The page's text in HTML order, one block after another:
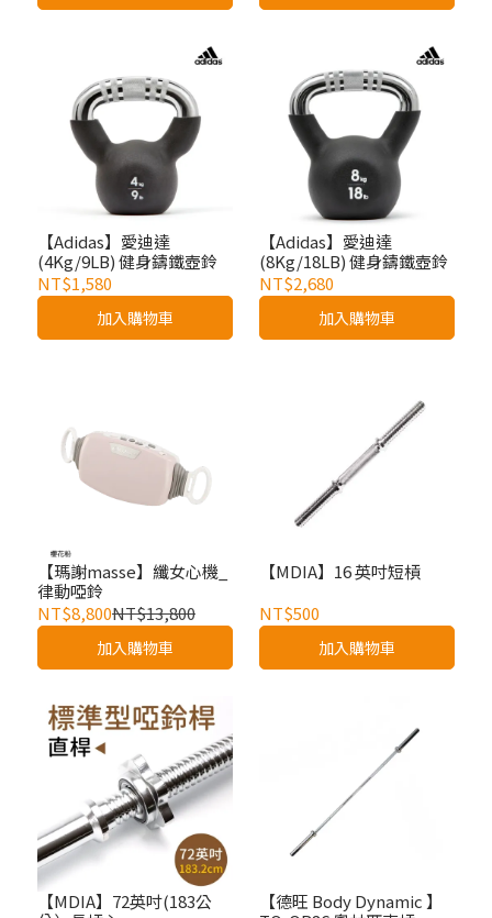
【Adidas】愛迪達
(4Kg/9LB) 健身鑄鐵壺鈴
NT$1,580
加入購物車
【Adidas】愛迪達
(8Kg/18LB) 健身鑄鐵壺鈴
NT$2,680
加入購物車
【瑪謝masse】纖女心機_
律動啞鈴
NT$8,800NT$13,800
加入購物車
【MDIA】16 英吋短槓
NT$500
加入購物車
【MDIA】72英吋(183公
【德旺 Body Dynamic 】